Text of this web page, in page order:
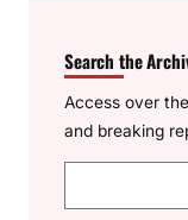
Search the
Access over
and breaking
e